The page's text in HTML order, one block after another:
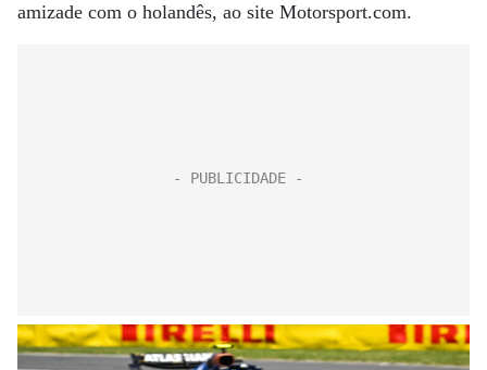
amizade com o holandês, ao site Motorsport.com.